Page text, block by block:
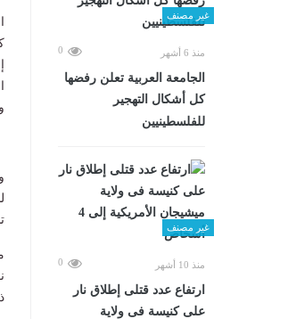
غير مصنف
منذ 6 أشهر 0
الجامعة العربية تعلن رفضها
كل أشكال التهجير
للفلسطينيين
غير مصنف
منذ 10 أشهر 0
ارتفاع عدد قتلى إطلاق نار
على كنيسة فى ولاية